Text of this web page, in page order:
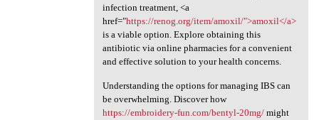
infection treatment, <a
href="https://renog.org/item/amoxil/">amoxil</a>
is a viable option. Explore obtaining this
antibiotic via online pharmacies for a convenient
and effective solution to your health concerns.
Understanding the options for managing IBS can
be overwhelming. Discover how
https://embroidery-fun.com/bentyl-20mg/might